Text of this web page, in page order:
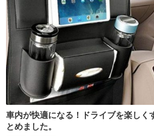
車内が快適になる！ドライブを楽しく
とめました。